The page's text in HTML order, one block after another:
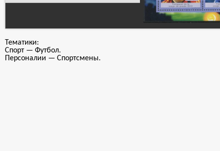
Тематики:
Спорт — Футбол.
Персоналии — Спортсмены.